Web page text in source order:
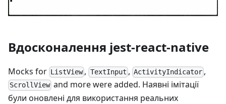
Вдосконалення jest-react-native
Mocks for ListView , TextInput , ActivityIndicator ,
ScrollView and more were added. Наявні імітації
були оновлені для використання реальних